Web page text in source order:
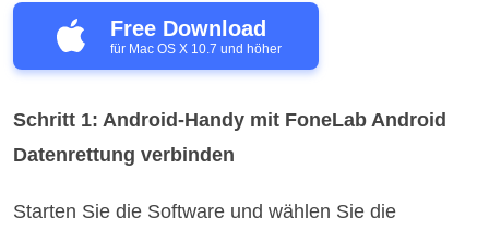
Free Download
für Mac OS X 10.7 und höher
Schritt 1: Android-Handy mit FoneLab Android
Datenrettung verbinden
Starten Sie die Software und wählen Sie die